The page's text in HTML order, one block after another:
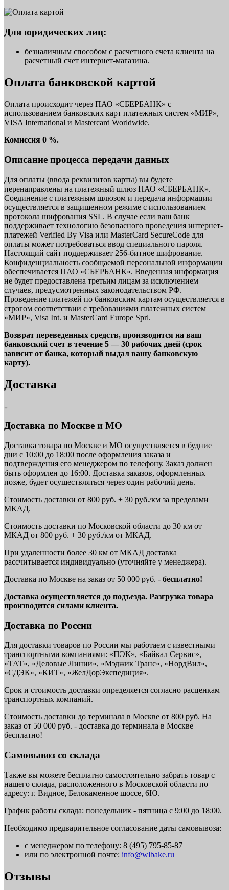
Для юридических лиц:
безналичным способом с расчетного счета клиента на
расчетный счет интернет-магазина.
Оплата банковской картой
Оплата происходит через ПАО «СБЕРБАНК» с
использованием банковских карт платежных систем «МИР»,
VISA International и Mastercard Worldwide.
Комиссия 0 %.
Описание процесса передачи данных
Для оплаты (ввода реквизитов карты) вы будете
перенаправлены на платежный шлюз ПАО «СБЕРБАНК».
Соединение с платежным шлюзом и передача информации
осуществляется в защищенном режиме с использованием
протокола шифрования SSL. В случае если ваш банк
поддерживает технологию безопасного проведения интернет-
платежей Verified By Visa или MasterCard SecureCode для
оплаты может потребоваться ввод специального пароля.
Настоящий сайт поддерживает 256-битное шифрование.
Конфиденциальность сообщаемой персональной информации
обеспечивается ПАО «СБЕРБАНК». Введенная информация
не будет предоставлена третьим лицам за исключением
случаев, предусмотренных законодательством РФ.
Проведение платежей по банковским картам осуществляется в
строгом соответствии с требованиями платежных систем
«МИР», Visa Int. и MasterCard Europe Sprl.
Возврат переведенных средств, производится на ваш
банковский счет в течение 5 — 30 рабочих дней (срок
зависит от банка, который выдал вашу банковскую
карту).
Доставка
Доставка по Москве и МО
Доставка товара по Москве и МО осуществляется в будние
дни с 10:00 до 18:00 после оформления заказа и
подтверждения его менеджером по телефону. Заказ должен
быть оформлен до 16:00. Доставка заказов, оформленных
позже, будет осуществляться через один рабочий день.
Стоимость доставки от 800 руб. + 30 руб./км за пределами
МКАД.
Стоимость доставки по Московской области до 30 км от
МКАД от 800 руб. + 30 руб./км от МКАД.
При удаленности более 30 км от МКАД доставка
рассчитывается индивидуально (уточняйте у менеджера).
Доставка по Москве на заказ от 50 000 руб. - бесплатно!
Доставка осуществляется до подъезда. Разгрузка товара
производится силами клиента.
Доставка по России
Для доставки товаров по России мы работаем с известными
транспортными компаниями: «ПЭК», «Байкал Сервис»,
«ТАТ», «Деловые Линии», «Мэджик Транс», «НордВил»,
«СДЭК», «КИТ», «ЖелДорЭкспедиция».
Срок и стоимость доставки определяется согласно расценкам
транспортных компаний.
Стоимость доставки до терминала в Москве от 800 руб. На
заказ от 50 000 руб. - доставка до терминала в Москве
бесплатно!
Самовывоз со склада
Также вы можете бесплатно самостоятельно забрать товар с
нашего склада, расположенного в Московской области по
адресу: г. Видное, Белокаменное шоссе, 6Ю.
График работы склада: понедельник - пятница с 9:00 до 18:00.
Необходимо предварительное согласование даты самовывоза:
с менеджером по телефону: 8 (495) 795-85-87
или по электронной почте: info@wlbake.ru
Отзывы